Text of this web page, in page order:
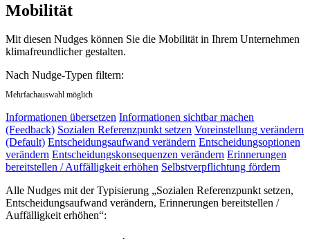
Mobilität
Mit diesen Nudges können Sie die Mobilität in Ihrem Unternehmen
klimafreundlicher gestalten.
Nach Nudge-Typen filtern:
Mehrfachauswahl möglich
Informationen übersetzen Informationen sichtbar machen
(Feedback) Sozialen Referenzpunkt setzen Voreinstellung verändern
(Default) Entscheidungsaufwand verändern Entscheidungsoptionen
verändern Entscheidungskonsequenzen verändern Erinnerungen
bereitstellen / Auffälligkeit erhöhen Selbstverpflichtung fördern
Alle Nudges mit der Typisierung „Sozialen Referenzpunkt setzen,
Entscheidungsaufwand verändern, Erinnerungen bereitstellen /
Auffälligkeit erhöhen“: